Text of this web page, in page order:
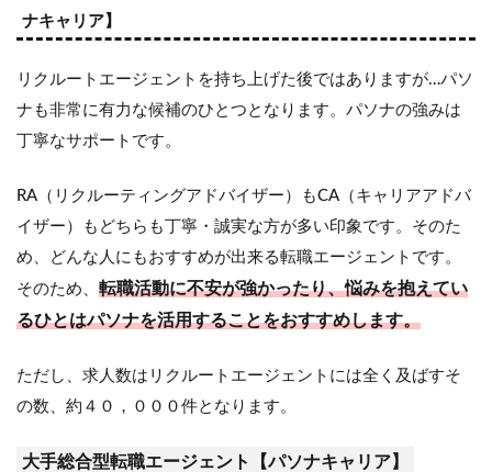
ナキャリア】
リクルートエージェントを持ち上げた後ではありますが…パソ
ナも非常に有力な候補のひとつとなります。パソナの強みは
丁寧なサポートです。
RA（リクルーティングアドバイザー）もCA（キャリアアドバ
イザー）もどちらも丁寧・誠実な方が多い印象です。そのた
め、どんな人にもおすすめが出来る転職エージェントです。
そのため、 転職活動に不安が強かったり、悩みを抱えてい
るひとはパソナを活用することをおすすめします。
ただし、求人数はリクルートエージェントには全く及ばすそ
の数、約４０，０００件となります。
大手総合型転職エージェント【パソナキャリア】